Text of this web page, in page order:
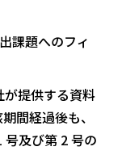
課題へのフィ
提供する資料
間経過後も、
及び第 2 号の